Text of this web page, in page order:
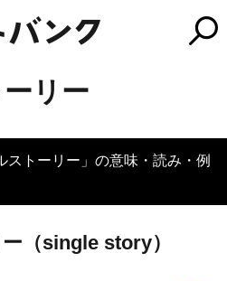
リー
ストーリー」の意味・読み・例
（single story）